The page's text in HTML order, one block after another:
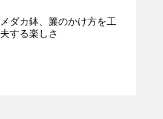
メダカ鉢、簾のかけ方を工
夫する楽しさ